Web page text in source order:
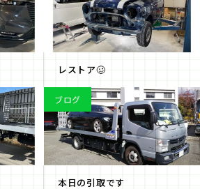
レストア🥴
ブログ
本日の引取です